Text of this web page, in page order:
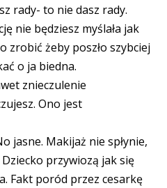
rady- to nie dasz rady.
nie będziesz myślała jak
zrobić żeby poszło szybciej
o ja biedna.
znieczulenie
Ono jest
jasne. Makijaż nie spłynie,
przywiozą jak się
Fakt poród przez cesarkę